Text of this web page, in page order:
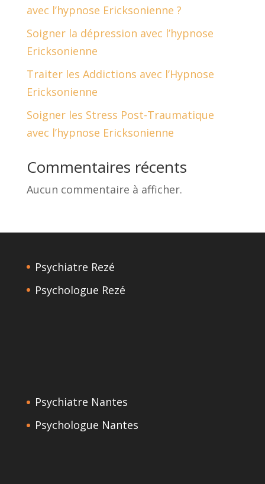
avec l’hypnose Ericksonienne ?
Soigner la dépression avec l’hypnose
Ericksonienne
Traiter les Addictions avec l’Hypnose
Ericksonienne
Soigner les Stress Post-Traumatique
avec l’hypnose Ericksonienne
Commentaires récents
Aucun commentaire à afficher.
Psychiatre Rezé
Psychologue Rezé
Psychiatre Nantes
Psychologue Nantes